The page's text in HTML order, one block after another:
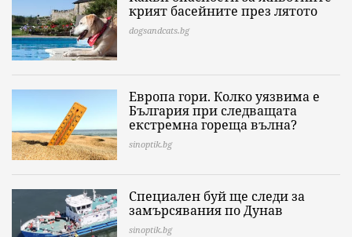
крият басейните през лятото
dogsandcats.bg
Европа гори. Колко уязвима е
България при следващата
екстремна гореща вълна?
sinoptik.bg
Специален буй ще следи за
замърсявания по Дунав
sinoptik.bg